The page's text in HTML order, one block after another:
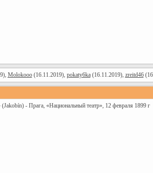
Molokooo(16.11.2019), pokaty6ka(16.11.2019), zreitd46
- Прага, «Национальный театр», 12 февраля 1899 г